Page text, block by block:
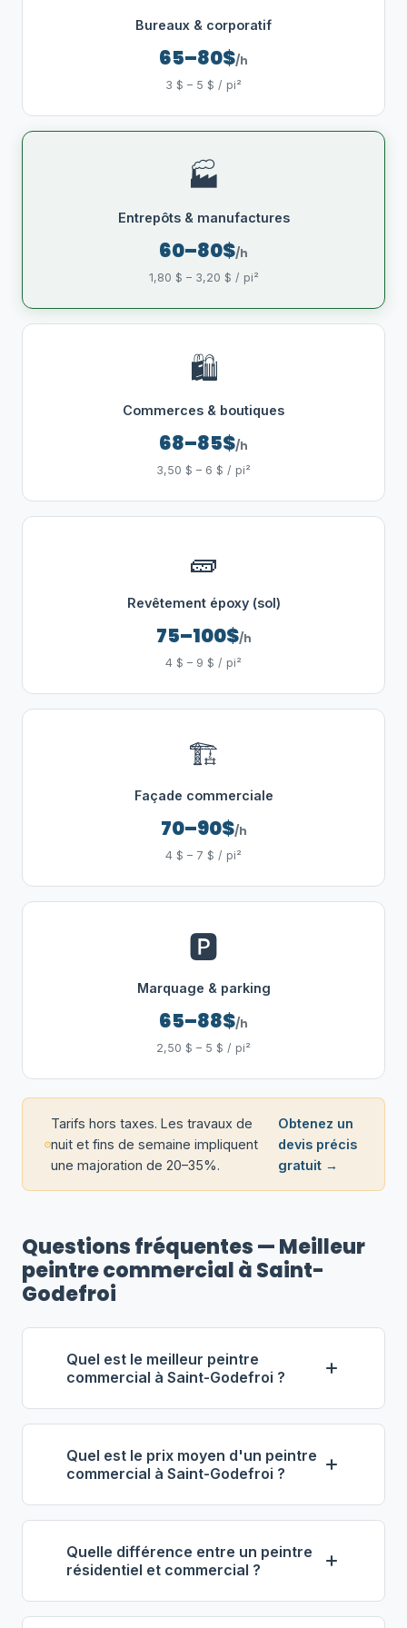
Bureaux & corporatif
65–80$/h
3 $ – 5 $ / pi²
🏭
Entrepôts & manufactures
60–80$/h
1,80 $ – 3,20 $ / pi²
🛍️
Commerces & boutiques
68–85$/h
3,50 $ – 6 $ / pi²
🧱
Revêtement époxy (sol)
75–100$/h
4 $ – 9 $ / pi²
🏗️
Façade commerciale
70–90$/h
4 $ – 7 $ / pi²
🅿️
Marquage & parking
65–88$/h
2,50 $ – 5 $ / pi²
Tarifs hors taxes. Les travaux de
nuit et fins de semaine impliquent
une majoration de 20–35%.
Obtenez un
devis précis
gratuit →
Questions fréquentes — Meilleur
peintre commercial à Saint-
Godefroi
Quel est le meilleur peintre
commercial à Saint-Godefroi ?
Selon notre classement,Groupe
Lavallée — Commercial
(propriétaire :
Isabelle Lavallée) se distingue comme
Saint-Godefroi. Note : 4.6/5 (114 avis),
7 ans d'expérience, équipe de 17
employés.
Quel est le prix moyen d'un peintre
commercial à Saint-Godefroi ?
À Saint-Godefroi, les entrepreneurs en
peinture commerciale facturent entre
60 $ et 80 $ de l'heure. Pour 1 000
L'époxy de plancher coûte entre 4 $ et
Quelle différence entre un peintre
résidentiel et commercial ?
La peinture commerciale implique des